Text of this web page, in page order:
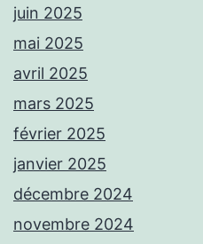
juin 2025
mai 2025
avril 2025
mars 2025
février 2025
janvier 2025
décembre 2024
novembre 2024